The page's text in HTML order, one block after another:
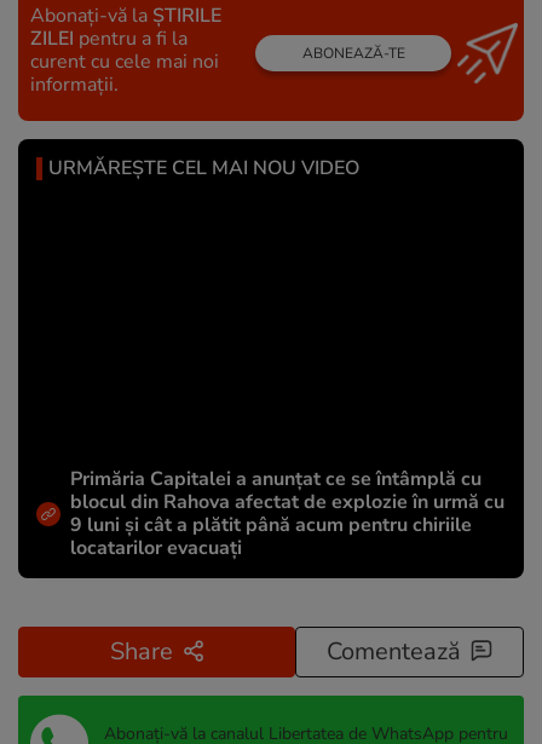
Abonați-vă la ȘTIRILE
ZILEI pentru a fi la
curent cu cele mai noi
informații.
ABONEAZĂ-TE
URMĂREȘTE CEL MAI NOU VIDEO
Primăria Capitalei a anunțat ce se întâmplă cu
blocul din Rahova afectat de explozie în urmă cu
9 luni și cât a plătit până acum pentru chiriile
locatarilor evacuați
Share Comentează
Abonați-vă la canalul Libertatea de WhatsApp pentru